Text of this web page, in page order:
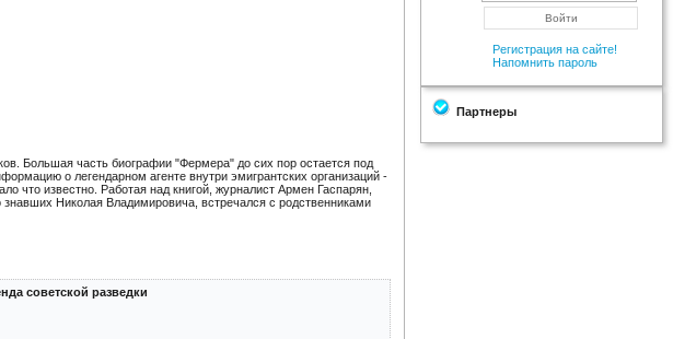
Большая часть биографии "Фермера" до сих пор остается под
о легендарном агенте внутри эмигрантских организаций -
что известно. Работая над книгой, журналист Армен Гаспарян,
Николая Владимировича, встречался с родственниками
советской разведки
Регистрация на сайте!
Напомнить пароль
Партнеры